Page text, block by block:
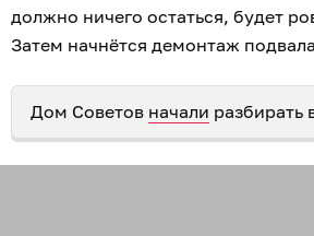
должно ничего остаться, будет
Затем начнётся демонтаж
Дом Советов начали разбирать